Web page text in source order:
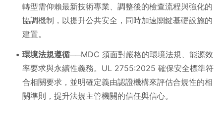
轉型需仰賴最新技術專業、調整後的檢查流程與強化的
協調機制，以提升公共安全，同時加速關鍵基礎設施的
建置。
環境法規遵循──MDC 須面對嚴格的環境法規、能源效
率要求與永續性義務。UL 2755:2025 確保安全標準符
合相關要求，並明確定義由認證機構來評估合規性的相
關準則，提升法規主管機關的信任與信心。